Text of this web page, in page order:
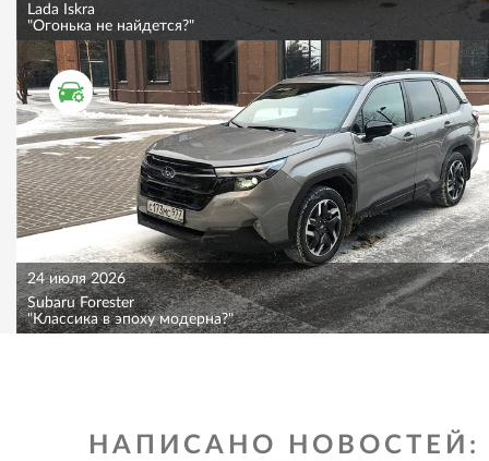
Lada Iskra
"Огонька не найдется?"
ТЕСТ ДРАЙВ
24 июля 2026
Subaru Forester
"Классика в эпоху модерна?"
НАПИСАНО НОВОСТЕЙ: